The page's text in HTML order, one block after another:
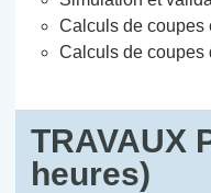
Calculs de coupes
Calculs de coupes
TRAVAUX
heures)